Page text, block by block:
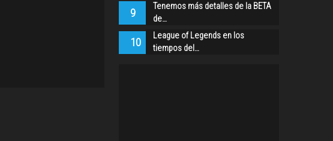
9
Tenemos más detalles de la BETA
de…
10
League of Legends en los
tiempos del…